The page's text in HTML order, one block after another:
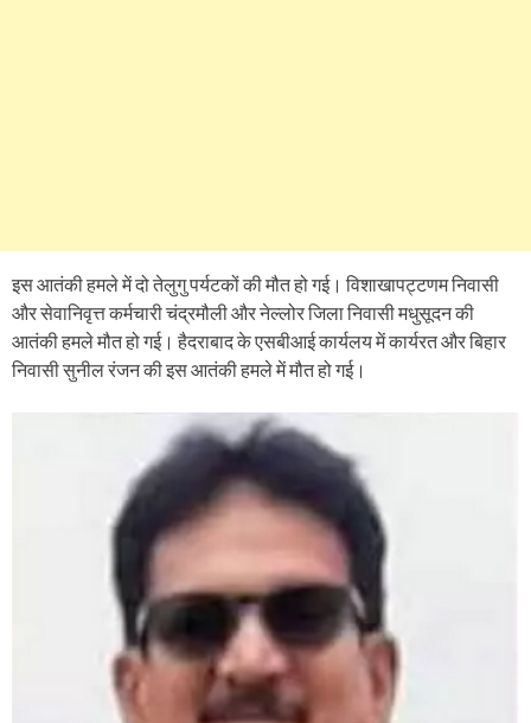
इस आतंकी हमले में दो तेलुगु पर्यटकों की मौत हो गई। विशाखापट्टणम निवासी
और सेवानिवृत्त कर्मचारी चंद्रमौली और नेल्लोर जिला निवासी मधुसूदन की
आतंकी हमले मौत हो गई। हैदराबाद के एसबीआई कार्यलय में कार्यरत और बिहार
निवासी सुनील रंजन की इस आतंकी हमले में मौत हो गई।